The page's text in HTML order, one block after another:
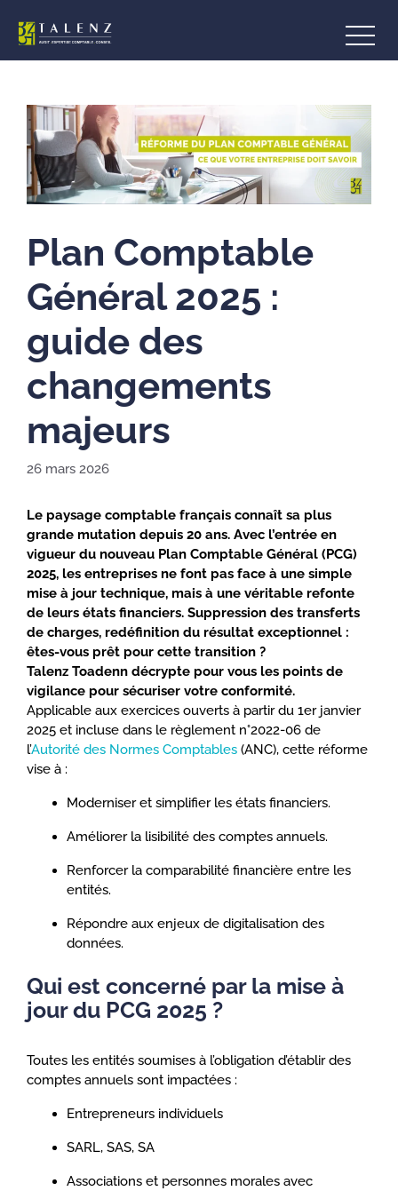
Plan Comptable
Général 2025 :
guide des
changements
majeurs
26 mars 2026
Le paysage comptable français connaît sa plus
grande mutation depuis 20 ans. Avec l’entrée en
vigueur du nouveau Plan Comptable Général (PCG)
2025, les entreprises ne font pas face à une simple
mise à jour technique, mais à une véritable refonte
de leurs états financiers. Suppression des transferts
de charges, redéfinition du résultat exceptionnel :
êtes-vous prêt pour cette transition ?
Talenz Toadenn décrypte pour vous les points de
vigilance pour sécuriser votre conformité.
Applicable aux exercices ouverts à partir du 1er janvier
2025 et incluse dans le règlement n°2022-06 de
l’Autorité des Normes Comptables (ANC), cette réforme
vise à :
Moderniser et simplifier les états financiers.
Améliorer la lisibilité des comptes annuels.
Renforcer la comparabilité financière entre les
entités.
Répondre aux enjeux de digitalisation des
données.
Qui est concerné par la mise à
jour du PCG 2025 ?
Toutes les entités soumises à l’obligation d’établir des
comptes annuels sont impactées :
Entrepreneurs individuels
SARL, SAS, SA
Associations et personnes morales avec